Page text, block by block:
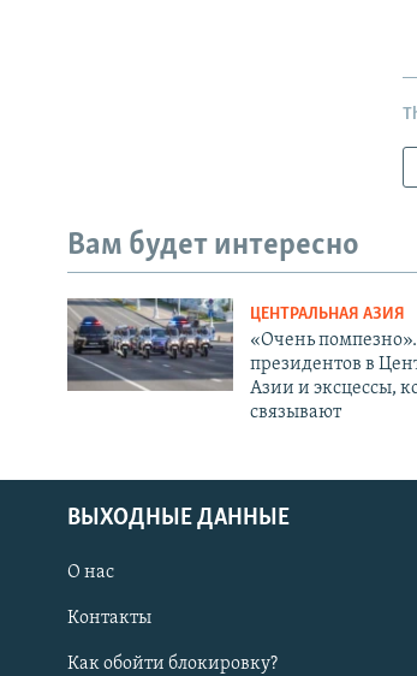
Вам будет интересно
ЦЕНТРАЛЬНАЯ АЗИЯ
«Очень
президентов в
Азии и эксцессы,
связывают
ВЫХОДНЫЕ ДАННЫЕ
О нас
Контакты
Как обойти блокировку?